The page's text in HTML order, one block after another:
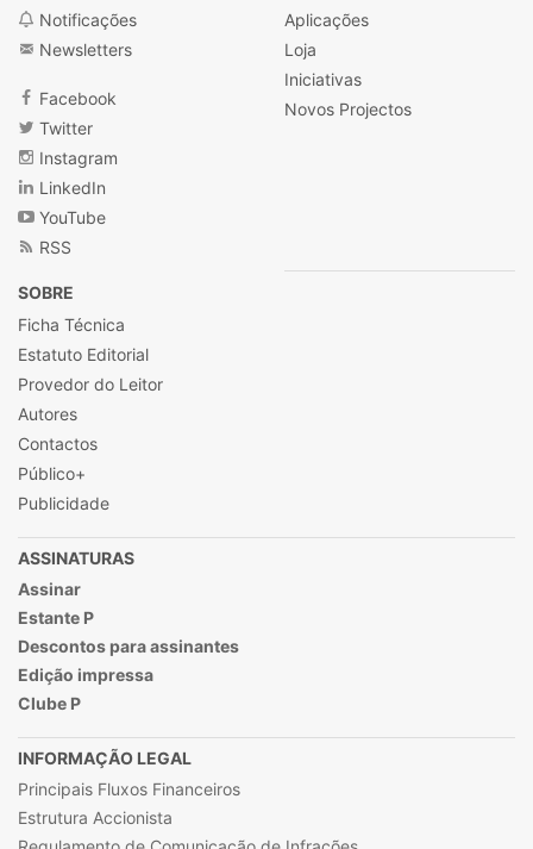
Notificações
Newsletters
Facebook
Twitter
Instagram
LinkedIn
YouTube
RSS
Aplicações
Loja
Iniciativas
Novos Projectos
SOBRE
Ficha Técnica
Estatuto Editorial
Provedor do Leitor
Autores
Contactos
Público+
Publicidade
ASSINATURAS
Assinar
Estante P
Descontos para assinantes
Edição impressa
Clube P
INFORMAÇÃO LEGAL
Principais Fluxos Financeiros
Estrutura Accionista